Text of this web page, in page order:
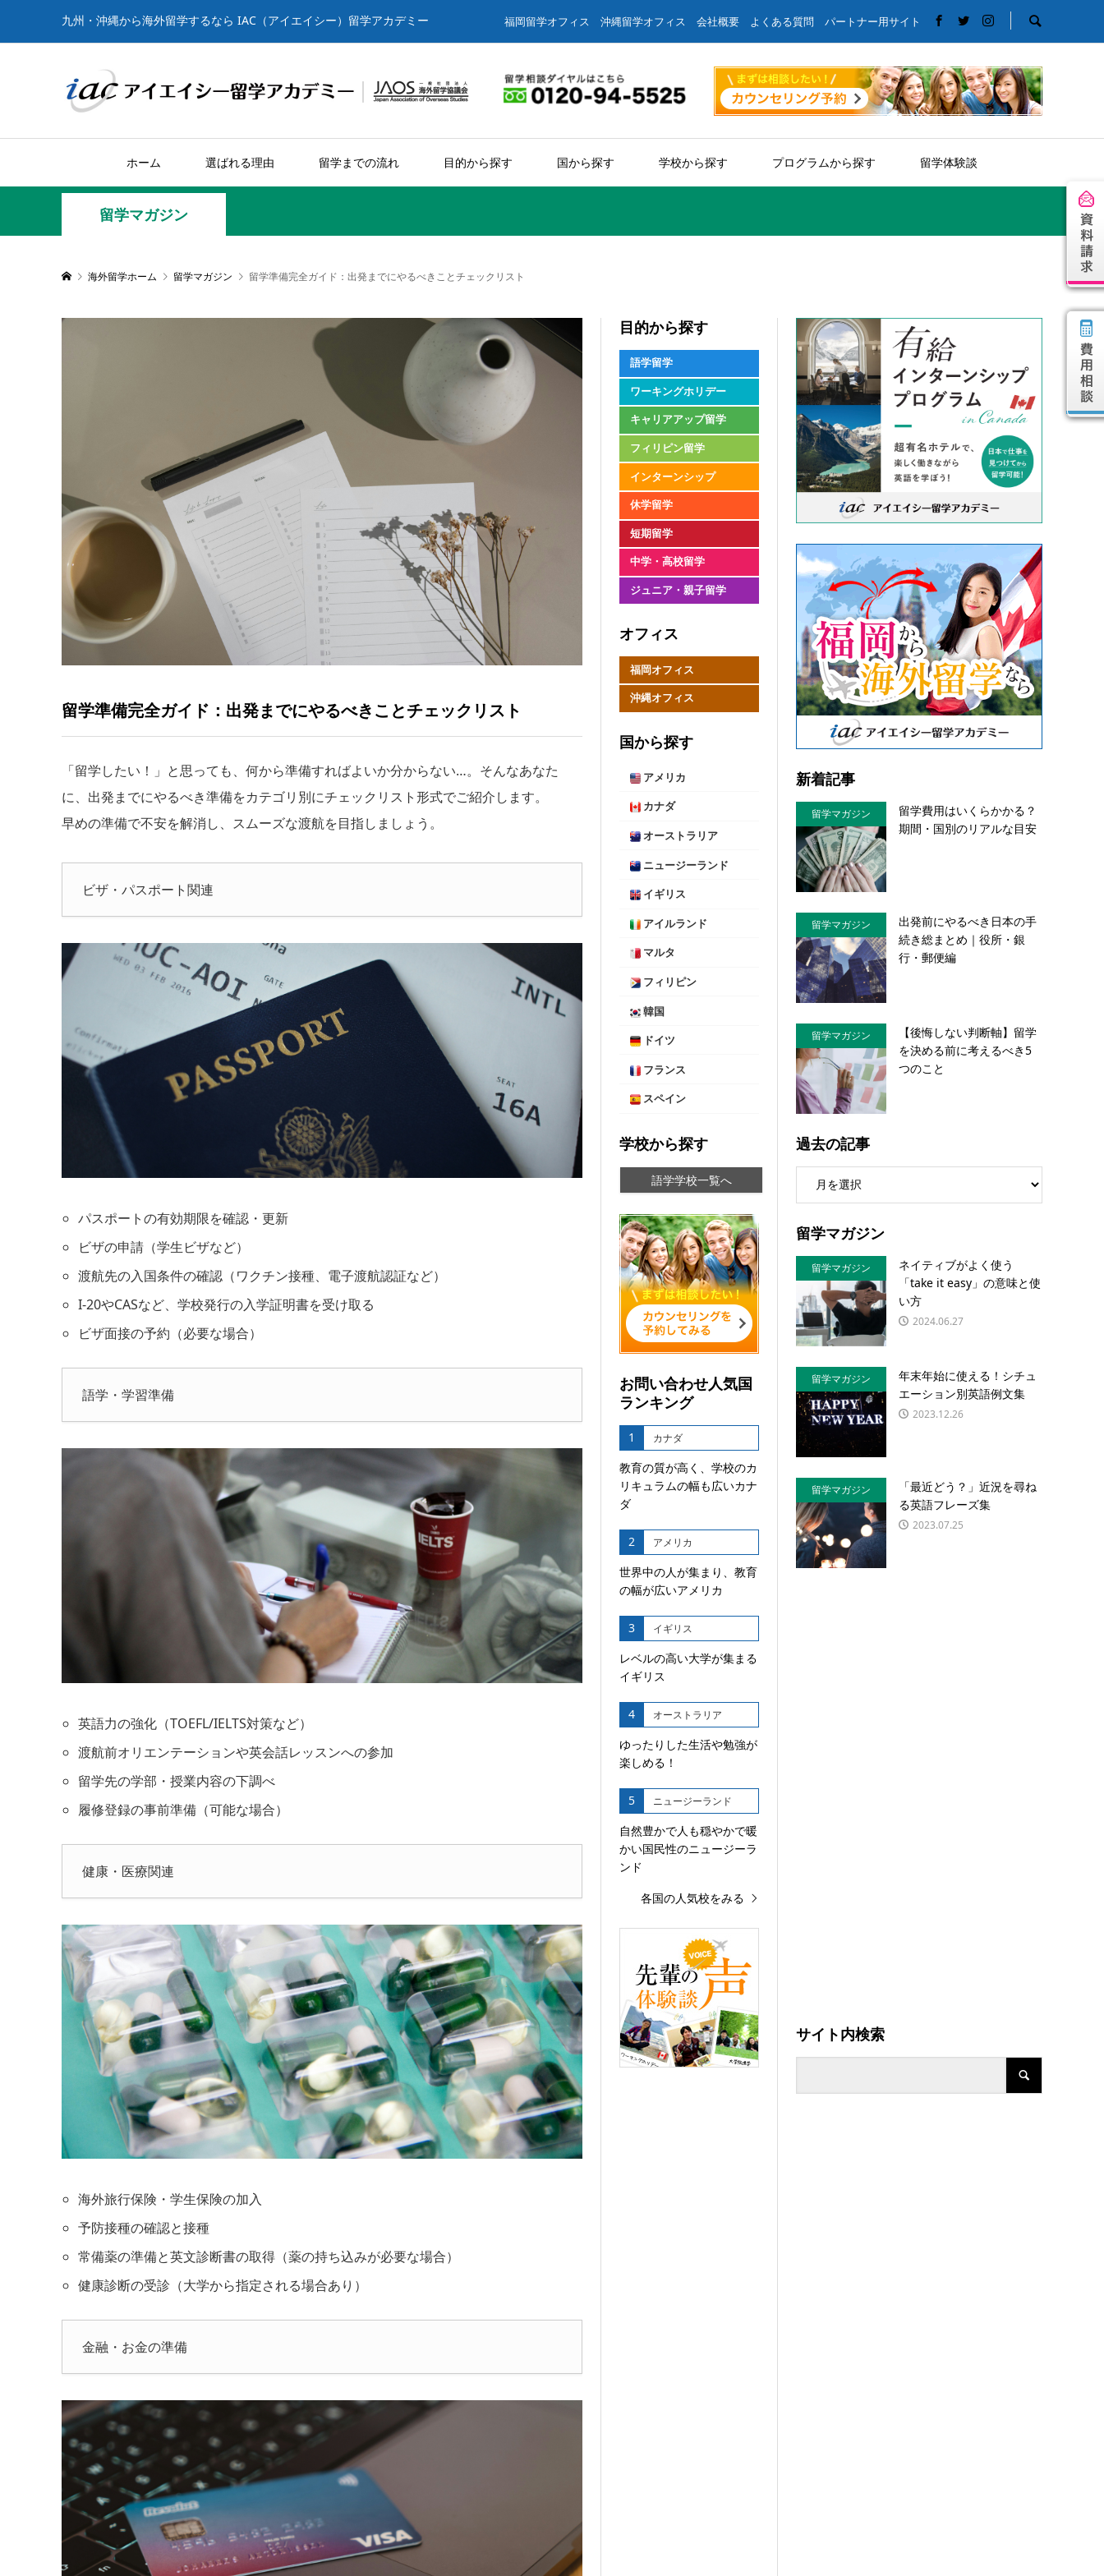
九州・沖縄から海外留学するなら IAC（アイエイシー）留学アカデミー 福岡留学オフィス 沖縄留学オフィス 会社概要 よくある質問 パートナー用サイト
ホーム 選ばれる理由 留学までの流れ 目的から探す 国から探す 学校から探す プログラムから探す 留学体験談
留学マガジン
海外留学ホーム 留学マガジン 留学準備完全ガイド：出発までにやるべきことチェックリスト
留学準備完全ガイド：出発までにやるべきことチェックリスト
「留学したい！」と思っても、何から準備すればよいか分からない…。そんなあなた
に、出発までにやるべき準備をカテゴリ別にチェックリスト形式でご紹介します。
早めの準備で不安を解消し、スムーズな渡航を目指しましょう。
ビザ・パスポート関連
パスポートの有効期限を確認・更新
ビザの申請（学生ビザなど）
渡航先の入国条件の確認（ワクチン接種、電子渡航認証など）
I-20やCASなど、学校発行の入学証明書を受け取る
ビザ面接の予約（必要な場合）
語学・学習準備
英語力の強化（TOEFL/IELTS対策など）
渡航前オリエンテーションや英会話レッスンへの参加
留学先の学部・授業内容の下調べ
履修登録の事前準備（可能な場合）
健康・医療関連
海外旅行保険・学生保険の加入
予防接種の確認と接種
常備薬の準備と英文診断書の取得（薬の持ち込みが必要な場合）
健康診断の受診（大学から指定される場合あり）
金融・お金の準備
目的から探す
語学留学
ワーキングホリデー
キャリアアップ留学
フィリピン留学
インターンシップ
休学留学
短期留学
中学・高校留学
ジュニア・親子留学
オフィス
福岡オフィス
沖縄オフィス
国から探す
アメリカ
カナダ
オーストラリア
ニュージーランド
イギリス
アイルランド
マルタ
フィリピン
韓国
ドイツ
フランス
スペイン
学校から探す
語学学校一覧へ
お問い合わせ人気国
ランキング
1 カナダ
教育の質が高く、学校のカ
リキュラムの幅も広いカナ
ダ
2 アメリカ
世界中の人が集まり、教育
の幅が広いアメリカ
3 イギリス
レベルの高い大学が集まる
イギリス
4 オーストラリア
ゆったりした生活や勉強が
楽しめる！
5 ニュージーランド
自然豊かで人も穏やかで暖
かい国民性のニュージーラ
ンド
各国の人気校をみる
新着記事
留学マガジン
留学費用はいくらかかる？
期間・国別のリアルな目安
留学マガジン
出発前にやるべき日本の手
続き総まとめ｜役所・銀
行・郵便編
留学マガジン
【後悔しない判断軸】留学
を決める前に考えるべき5
つのこと
過去の記事
留学マガジン
留学マガジン
ネイティブがよく使う
「take it easy」の意味と使
い方
2024.06.27
留学マガジン
年末年始に使える！シチュ
エーション別英語例文集
2023.12.26
留学マガジン
「最近どう？」近況を尋ね
る英語フレーズ集
2023.07.25
サイト内検索